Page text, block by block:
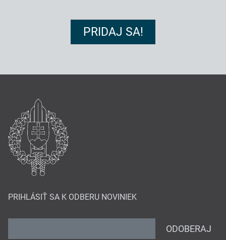
PRIDAJ SA!
PRIHLÁSIŤ SA K ODBERU NOVINIEK
ODOBERAJ